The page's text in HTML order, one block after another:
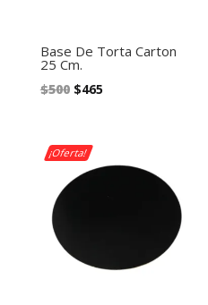
Base De Torta Carton
25 Cm.
$500 El
era:
$500.
$465El
$465.
¡Oferta!